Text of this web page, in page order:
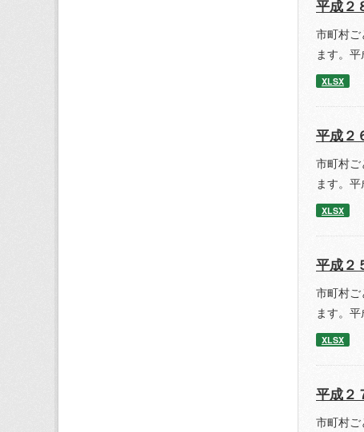
平成２
市町村
ます。
XLSX
平成２
市町村
ます。
XLSX
平成２
市町村
ます。
XLSX
平成２
市町村